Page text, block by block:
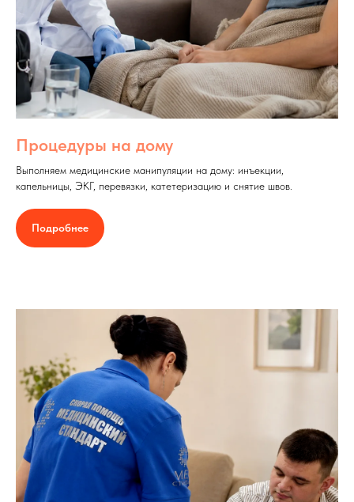
Процедуры на дому
Выполняем медицинские манипуляции на дому: инъекции,
капельницы, ЭКГ, перевязки, катетеризацию и снятие швов.
Подробнее